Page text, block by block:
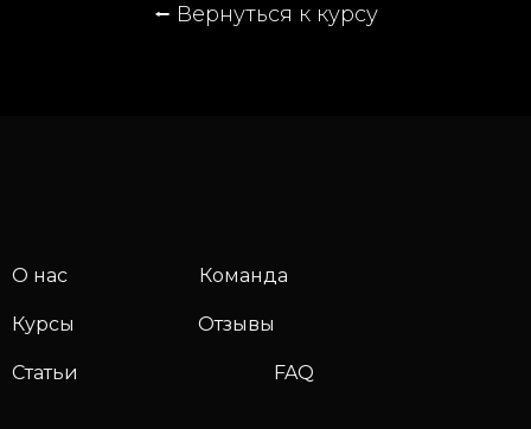
⭠ Вернуться к курсу
О нас
Курсы
Статьи
Команда
Отзывы
FAQ